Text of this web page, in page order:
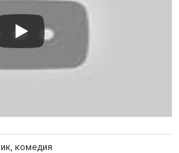
комедия